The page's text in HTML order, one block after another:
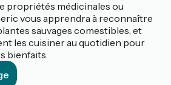
propriétés médicinales ou
vous apprendra à reconnaître
sauvages comestibles, et
les cuisiner au quotidien pour
bienfaits.